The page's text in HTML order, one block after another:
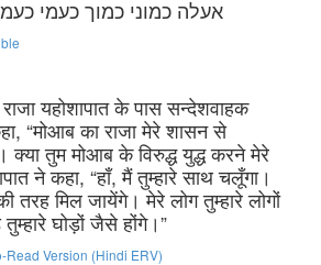
אעלה כמוני כמוך כעמי
यहोशापात के पास सन्देशवाहक
“मोआब का राजा मेरे शासन से
क्या तुम मोआब के विरुद्ध युद्ध करने मेरे
ने कहा, “हाँ, मैं तुम्हारे साथ चलूँगा।
तरह मिल जायेंगे। मेरे लोग तुम्हारे लोगों
घोड़ों जैसे होंगे।”
Read Version (Hindi ERV)